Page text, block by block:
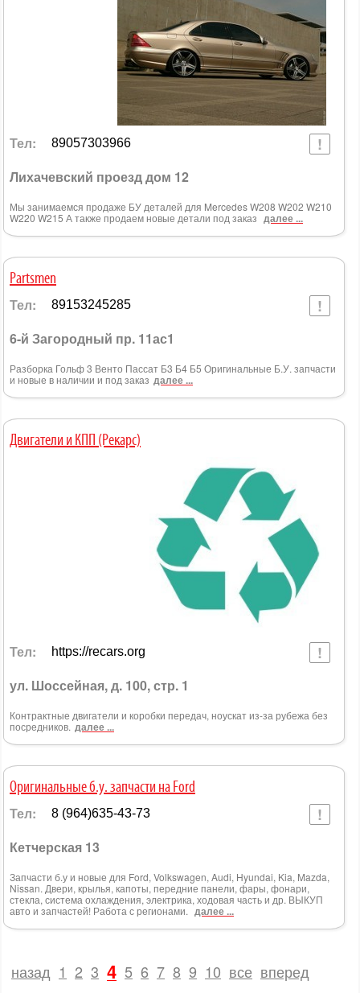
Тел: 89057303966
Лихачевский проезд дом 12
Мы занимаемся продаже БУ деталей для Mercedes W208 W202 W210
W220 W215 А также продаем новые детали под заказ далее ...
Partsmen
Тел: 89153245285
6-й Загородный пр. 11ас1
Разборка Гольф 3 Венто Пассат Б3 Б4 Б5 Оригинальные Б.У. запчасти
и новые в наличии и под заказ далее ...
Двигатели и КПП (Рекарс)
Тел: https://recars.org
ул. Шоссейная, д. 100, стр. 1
Контрактные двигатели и коробки передач, ноускат из-за рубежа без
посредников. далее ...
Оригинальные б.у. запчасти на Ford
Тел: 8 (964)635-43-73
Кетчерская 13
Запчасти б.у и новые для Ford, Volkswagen, Audi, Hyundai, Kia, Mazda,
Nissan. Двери, крылья, капоты, передние панели, фары, фонари,
стекла, система охлаждения, электрика, ходовая часть и др. ВЫКУП
авто и запчастей! Работа с регионами. далее ...
назад 1 2 3 4 5 6 7 8 9 10 все вперед